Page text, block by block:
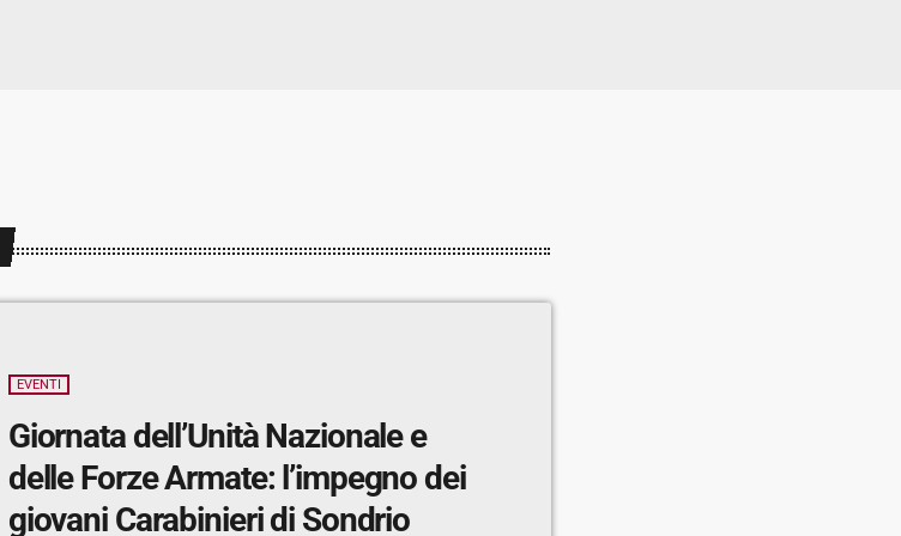
EVENTI
Giornata dell’Unità Nazionale e
delle Forze Armate: l’impegno dei
giovani Carabinieri di Sondrio